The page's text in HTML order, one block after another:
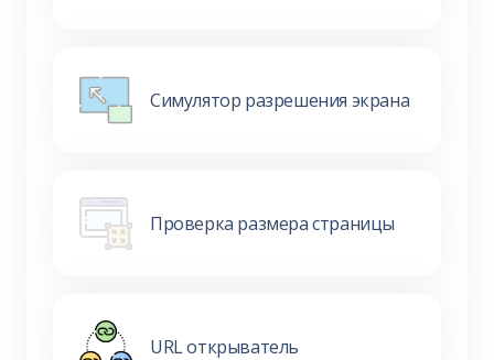
Симулятор разрешения экрана
Проверка размера страницы
URL открыватель